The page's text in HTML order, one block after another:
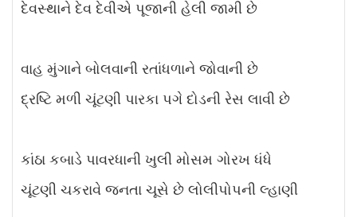
દેવસ્થાને દેવ દેવીએ પૂજાની હેલી જામી છે
વાહ મુંગાને બોલવાની રતાંધળાને જોવાની છે
દ્રષ્ટિ મળી ચૂંટણી પારકા પગે દોડની રેસ લાવી છે
કાંઠા કબાડે પાવરધાની ખુલી મોસમ ગોરખ ધંધે
ચૂંટણી ચકરાવે જનતા ચૂસે છે લોલીપોપની લ્હાણી